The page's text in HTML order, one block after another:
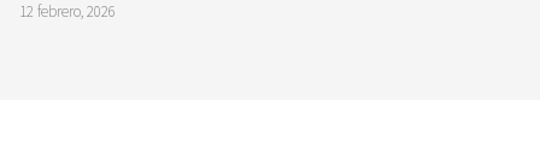
12 febrero, 2026